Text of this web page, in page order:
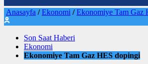
Anasayfa / Ekonomi / Ekonomiye Tam Gaz
Son Saat Haberi
Ekonomi
Ekonomiye Tam Gaz HES dopingi